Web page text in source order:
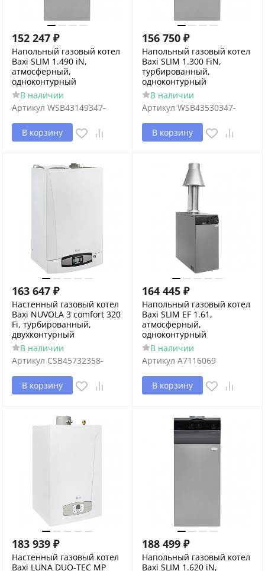
152 247 ₽
Напольный газовый котел
Baxi SLIM 1.490 iN,
атмосферный,
одноконтурный
В наличии
Артикул WSB43149347-
В корзину
156 750 ₽
Напольный газовый котел
Baxi SLIM 1.300 FiN,
турбированный,
одноконтурный
В наличии
Артикул WSB43530347-
В корзину
163 647 ₽
Настенный газовый котел
Baxi NUVOLA 3 comfort 320
Fi, турбированный,
двухконтурный
В наличии
Артикул CSB45732358-
В корзину
164 445 ₽
Напольный газовый котел
Baxi SLIM EF 1.61,
атмосферный,
одноконтурный
В наличии
Артикул A7116069
В корзину
183 939 ₽
Настенный газовый котел
Baxi LUNA DUO-TEC MP
188 499 ₽
Напольный газовый котел
Baxi SLIM 1.620 iN,